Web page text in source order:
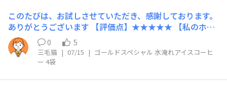
このたびは、お試しさせていただき、感謝しております。
ありがとうございます 【評価点】★★★★★ 【私のホン
ネ】ちょうどよい苦味とコクがあり、スッキリした味わい
で、とても飲みやすく美味しかったです。 【リピート】
ありです 【こんな時におすすめ】冷蔵庫に入れてスタン
0 5
三毛猫 | 07/15 | ゴールドスペシャル 水淹れアイスコーヒ
ー 4袋